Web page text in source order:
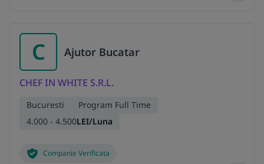
C Ajutor Bucatar
CHEF IN WHITE S.R.L.
Bucuresti
Program Full Time
4.000 - 4.500LEI/Luna
Companie Verificata